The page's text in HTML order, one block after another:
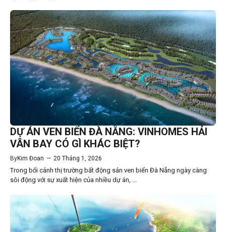
DỰ ÁN VEN BIỂN ĐÀ NẴNG: VINHOMES HẢI
VÂN BAY CÓ GÌ KHÁC BIỆT?
ByKim Đoan — 20 Tháng 1, 2026
Trong bối cảnh thị trường bất động sản ven biển Đà Nẵng ngày càng
sôi động với sự xuất hiện của nhiều dự án, ...